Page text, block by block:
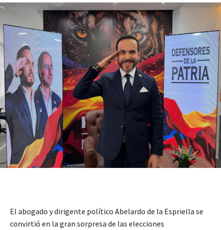
El abogado y dirigente político Abelardo de la Espriella se
convirtió en la gran sorpresa de las elecciones